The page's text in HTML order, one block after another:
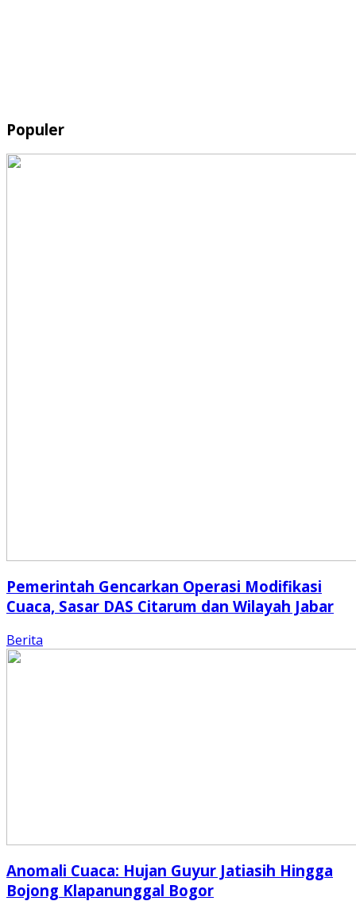
Populer
Pemerintah Gencarkan Operasi Modifikasi
Cuaca, Sasar DAS Citarum dan Wilayah Jabar
Berita
Anomali Cuaca: Hujan Guyur Jatiasih Hingga
Bojong Klapanunggal Bogor